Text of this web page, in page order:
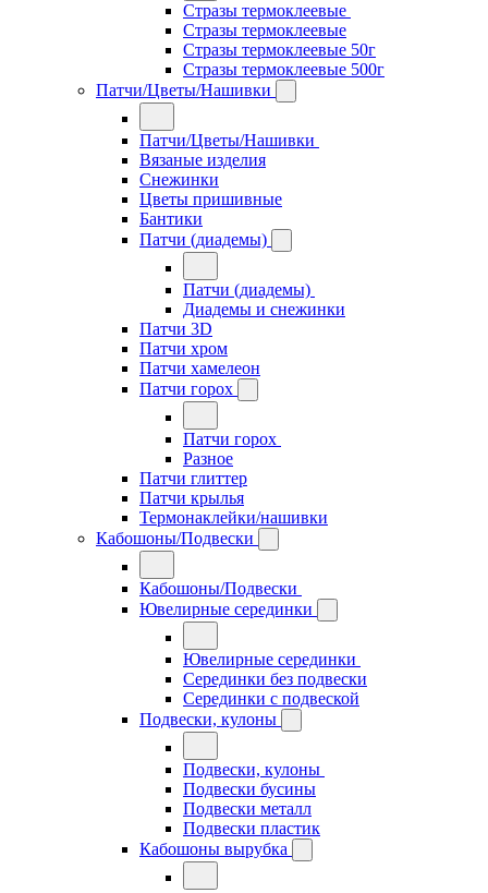
Стразы термоклеевые
Стразы термоклеевые
Стразы термоклеевые 50г
Стразы термоклеевые 500г
Патчи/Цветы/Нашивки
Патчи/Цветы/Нашивки
Вязаные изделия
Снежинки
Цветы пришивные
Бантики
Патчи (диадемы)
Патчи (диадемы)
Диадемы и снежинки
Патчи 3D
Патчи хром
Патчи хамелеон
Патчи горох
Патчи горох
Разное
Патчи глиттер
Патчи крылья
Термонаклейки/нашивки
Кабошоны/Подвески
Кабошоны/Подвески
Ювелирные серединки
Ювелирные серединки
Серединки без подвески
Серединки с подвеской
Подвески, кулоны
Подвески, кулоны
Подвески бусины
Подвески металл
Подвески пластик
Кабошоны вырубка